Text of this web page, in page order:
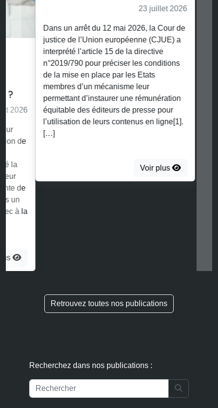
23 juillet 2026
Dans un arrêt du 12 mai 2026, la Cour de
justice de l’Union européenne (CJUE) a
interprété l’article 15 de la directive
n°2019/790 pour préciser les conditions
de la mise en place par les Etats
membres d’un mécanisme leur
permettant d’instaurer une rémunération
équitable des éditeurs de presse pour
l’utilisation de leurs contenus en ligne[1].
[…]
Voir plus
Suivez nos actualités IP IT :
S'abonner à la newsletter